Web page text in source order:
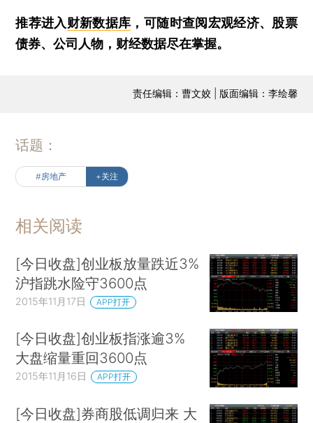
推荐进入财新数据库 ，可随时查阅宏观经济、股票
债券、公司人物，财经数据尽在掌握。
责任编辑：曹文姣 | 版面编辑：李绘馨
话题：
#房地产 +关注
相关阅读
[今日收盘]创业板放量跌近3%
沪指跳水险守3600点
2015年11月17日 APP打开
[今日收盘]创业板指涨逾3%
大盘缩量重回3600点
2015年11月16日 APP打开
[今日收盘]券商股低调归来 大